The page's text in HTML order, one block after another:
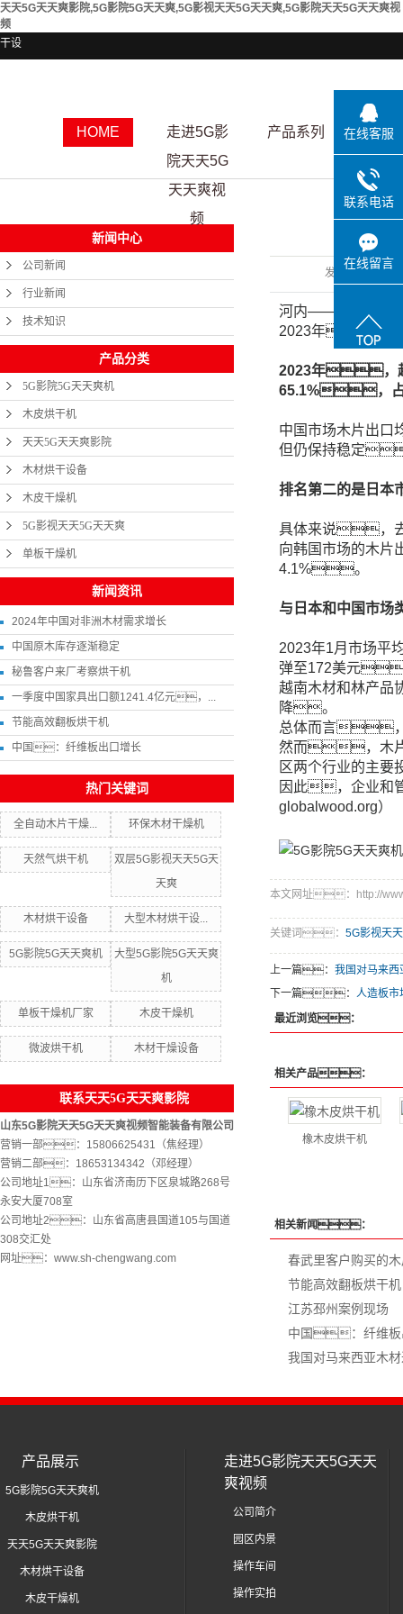
天天5G天天爽影院,5G影院5G天天爽,5G影视天天5G天天爽,5G影院天天5G天天爽视
频
设
HOME
走进5G影
院天天5G
天天爽视
频
产品系列 资质
新闻中心
公司新闻
行业新闻
技术知识
产品分类
5G影院5G天天爽机
木皮烘干机
天天5G天天爽影院
木材烘干设备
木皮干燥机
5G影视天天5G天天爽
单板干燥机
新闻资讯
2024年中国对非洲木材需求增长
中国原木库存逐渐稳定
秘鲁客户来厂考察烘干机
一季度中国家具出口额1241.4亿元，...
节能高效翻板烘干机
中国：纤维板出口增长
热门关键词
全自动木片干燥... 环保木材干燥机
天然气烘干机
双层5G影视天天5G天
天爽
木材烘干设备 大型木材烘干设...
5G影院5G天天爽机
大型5G影院5G天天爽
机
单板干燥机厂家 木皮干燥机
微波烘干机 木材干燥设备
联系天天5G天天爽影院
山东5G影院天天5G天天爽视频智能装备有限公司
营销一部：15806625431（焦经理）
营销二部：18653134342（邓经理）
公司地址1：山东省济南历下区泉城路268号
永安大厦708室
公司地址2：山东省高唐县国道105与国道
308交汇处
网址：www.sh-chengwang.com
发布日期
河内——去年
2023年，越
2023年，
65.1%，占
中国市场木片出
但仍保持稳定
排名第二的是日
具体来说，
向韩国市场的木
4.1%。
与日本和中国市
2023年1月市场
弹至172美元
越南木材和林产
降。
总体而言，
然而，木片
区两个行业的主
因此，企业和
globalwood.org）
本文网址：http://
关键词： 5G影视天
上一篇： 我国对马来西
下一篇： 人造板
最近浏览：
相关产品：
橡木皮烘干机
相关新闻：
春武里客户购买的
节能高效翻板烘干机
江苏邳州案例现场
中国：纤维板
我国对马来西亚木
产品展示
5G影院5G天天爽机
木皮烘干机
天天5G天天爽影院
木材烘干设备
木皮干燥机
走进5G影院天天5G天天
爽视频
公司简介
园区内景
操作车间
操作实拍
在线客服
联系电话
在线留言